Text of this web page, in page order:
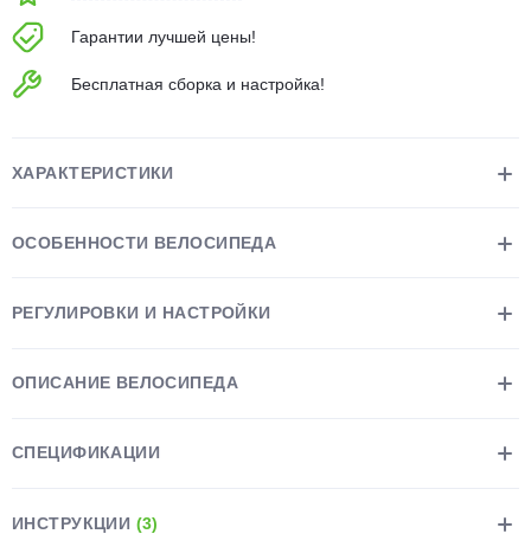
Гарантии лучшей цены!
Бесплатная сборка и настройка!
ХАРАКТЕРИСТИКИ
ОСОБЕННОСТИ ВЕЛОСИПЕДА
РЕГУЛИРОВКИ И НАСТРОЙКИ
ОПИСАНИЕ ВЕЛОСИПЕДА
СПЕЦИФИКАЦИИ
ИНСТРУКЦИИ (3)
Остались вопросы?